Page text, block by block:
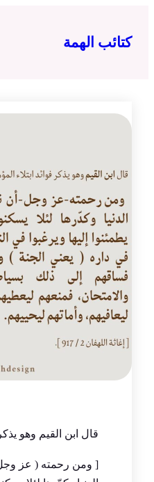
المحتوى
كتائب الهمة
‏قال ابن القيم وهو
[ ومن رحمته ( عز